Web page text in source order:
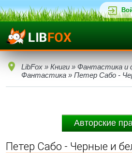
LibFox » Книги » Фантастика и
Фантастика » Петер Сабо -
Авторские
Петер Сабо - Черные и